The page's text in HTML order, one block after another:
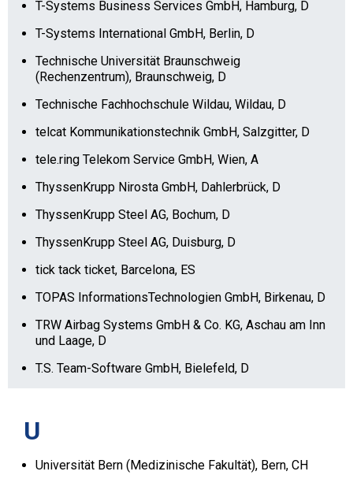
T-Systems Business Services GmbH, Hamburg, D
T-Systems International GmbH, Berlin, D
Technische Universität Braunschweig
(Rechenzentrum), Braunschweig, D
Technische Fachhochschule Wildau, Wildau, D
telcat Kommunikationstechnik GmbH, Salzgitter, D
tele.ring Telekom Service GmbH, Wien, A
ThyssenKrupp Nirosta GmbH, Dahlerbrück, D
ThyssenKrupp Steel AG, Bochum, D
ThyssenKrupp Steel AG, Duisburg, D
tick tack ticket, Barcelona, ES
TOPAS InformationsTechnologien GmbH, Birkenau, D
TRW Airbag Systems GmbH & Co. KG, Aschau am Inn
und Laage, D
T.S. Team-Software GmbH, Bielefeld, D
U
Universität Bern (Medizinische Fakultät), Bern, CH